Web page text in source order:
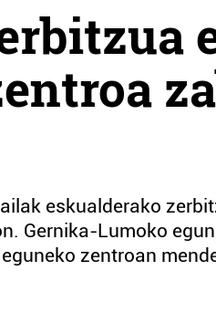
eskualderako
Gernika-Lumoko
zentroan